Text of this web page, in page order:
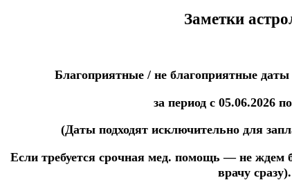
Заметки
Благоприятные / не благоприятные
за период с 05.06.2026
(Даты подходят исключительно для
Если требуется срочная мед. помощь — не ждем
врачу сразу).